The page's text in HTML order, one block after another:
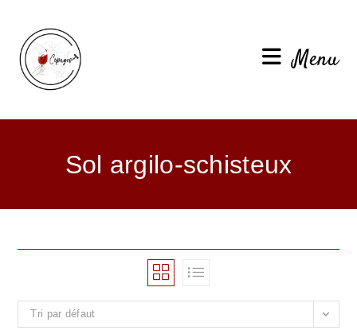
Menu
Sol argilo-schisteux
Tri par défaut